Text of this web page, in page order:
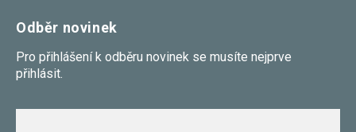
Odběr novinek
Pro přihlášení k odběru novinek se musíte nejprve
přihlásit.